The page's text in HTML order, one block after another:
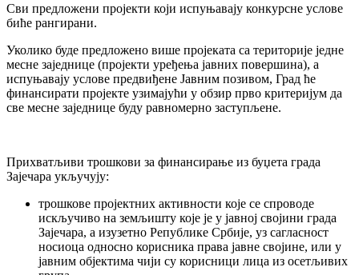
Сви предложени пројекти који испуњавају конкурсне услове
биће рангирани.
Уколико буде предложено више пројеката са територије једне
месне заједнице (пројекти уређења јавних повершина), а
испуњавају услове предвиђене Јавним позивом, Град ће
финансирати пројекте узимајући у обзир прво критеријум да
све месне заједнице буду равномерно заступљене.
Прихватљиви трошкови за финансирање из буџета града
Зајечара укључују:
трошкове пројектних активности које се спроводе
искључиво на земљишту које је у јавној својини града
Зајечара, а изузетно Републике Србије, уз сагласност
носиоца односно корисника права јавне својине, или у
јавним објектима чији су корисници лица из осетљивих